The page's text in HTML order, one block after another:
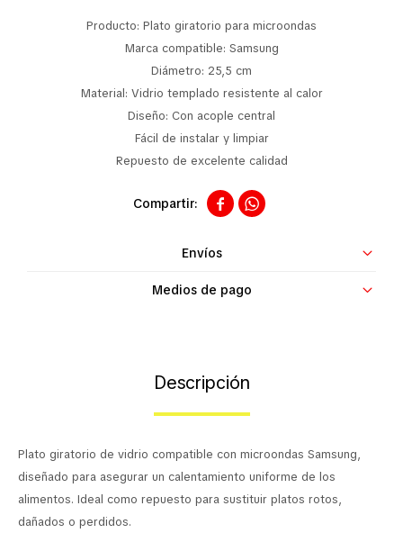
Producto: Plato giratorio para microondas
Marca compatible: Samsung
Diámetro: 25,5 cm
Material: Vidrio templado resistente al calor
Diseño: Con acople central
Fácil de instalar y limpiar
Repuesto de excelente calidad
 
Envíos
Medios de pago
Descripción
Plato giratorio de vidrio compatible con microondas Samsung,
diseñado para asegurar un calentamiento uniforme de los
alimentos. Ideal como repuesto para sustituir platos rotos,
dañados o perdidos.
Limpieza vehícular